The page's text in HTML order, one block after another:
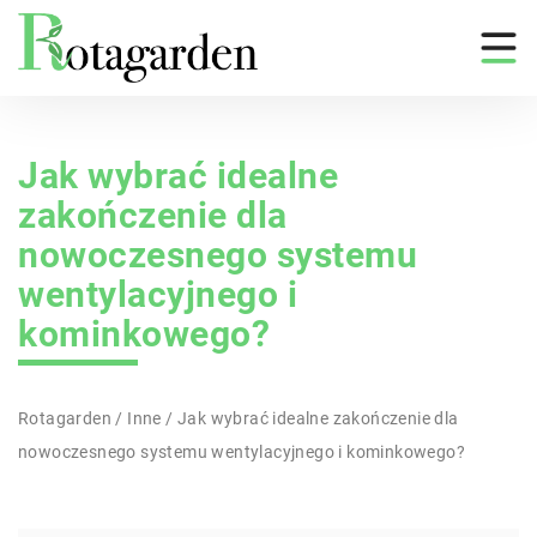
Jak wybrać idealne
zakończenie dla
nowoczesnego systemu
wentylacyjnego i
kominkowego?
Rotagarden / Inne /Jak wybrać idealne zakończenie dla
nowoczesnego systemu wentylacyjnego i kominkowego?